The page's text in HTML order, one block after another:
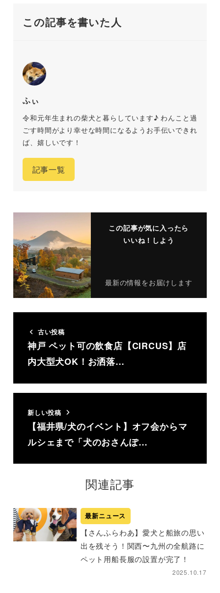
この記事を書いた人
ふぃ
令和元年生まれの柴犬と暮らしています♪ わんこと過
ごす時間がより幸せな時間になるようお手伝いできれ
ば、嬉しいです！
記事一覧
この記事が気に入ったら
いいね！しよう
最新の情報をお届けします
古い投稿
神戸 ペット可の飲食店【CIRCUS】店
内大型犬OK！お洒落…
新しい投稿
【福井県/犬のイベント】オフ会からマ
ルシェまで「犬のおさんぽ…
関連記事
最新ニュース
【さんふらわあ】愛犬と船旅の思い
出を残そう！関西〜九州の全航路に
ペット用船長服の設置が完了！
2025.10.17